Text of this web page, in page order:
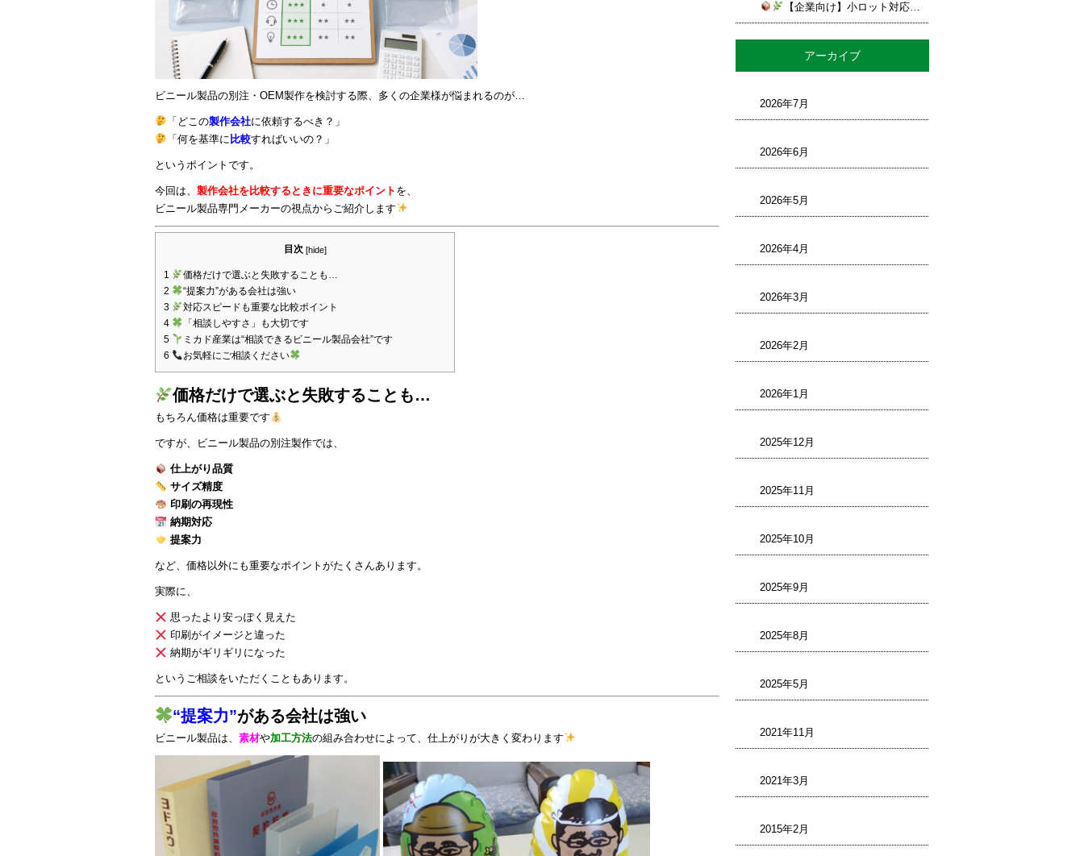
ビニール製品の別注・OEM製作を検討する際、多くの企業様が悩まれるのが…
「どこの製作会社に依頼するべき？」
「何を基準に 比較すればいいの？」
というポイントです。
今回は、 製作会社を比較するときに重要なポイント を、
ビニール製品専門メーカーの視点からご紹介します
目次 [hide]
1
価格だけで選ぶと失敗することも…
2
“提案力”がある会社は強い
3
対応スピードも重要な比較ポイント
4
「相談しやすさ」も大切です
5
ミカド産業は“相談できるビニール製品会社”です
6
お気軽にご相談ください
価格だけで選ぶと失敗することも…
もちろん価格は重要です
ですが、ビニール製品の別注製作では、
仕上がり品質
サイズ精度
印刷の再現性
納期対応
提案力
など、価格以外にも重要なポイントがたくさんあります。
実際に、
思ったより安っぽく見えた
印刷がイメージと違った
納期がギリギリになった
というご相談をいただくこともあります。
“提案力”がある会社は強い
ビニール製品は、 素材や加工方法の組み合わせによって、仕上がりが大きく変わります
【企業向け】小ロット対応のビニール製品OEM・別注製作なら大阪のミカド産業へ
アーカイブ
2026年7月
2026年6月
2026年5月
2026年4月
2026年3月
2026年2月
2026年1月
2025年12月
2025年11月
2025年10月
2025年9月
2025年8月
2025年5月
2021年11月
2021年3月
2015年2月